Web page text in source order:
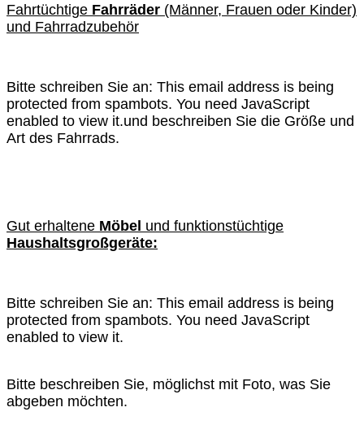
Fahrtüchtige Fahrräder (Männer, Frauen oder Kinder)
und Fahrradzubehör
Bitte schreiben Sie an: This email address is being
protected from spambots. You need JavaScript
enabled to view it.und beschreiben Sie die Größe und
Art des Fahrrads.
Gut erhaltene Möbel und funktionstüchtige
Haushaltsgroßgeräte:
Bitte schreiben Sie an: This email address is being
protected from spambots. You need JavaScript
enabled to view it.
Bitte beschreiben Sie, möglichst mit Foto, was Sie
abgeben möchten.